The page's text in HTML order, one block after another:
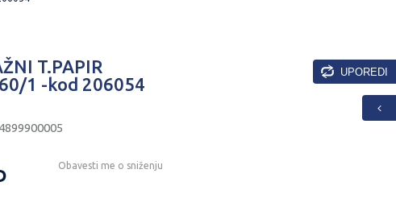
T.PAPIR
1 -kod 206054
Obavesti me o sniženju
UPOREDI